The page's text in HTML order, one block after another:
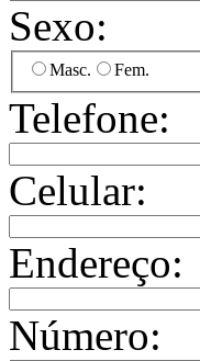
Sexo:
Masc. Fem.
Telefone:
Celular:
Endereço:
Número: